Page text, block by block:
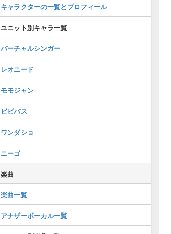
キャラクターの一覧とプロフィール
ユニット別キャラ一覧
バーチャルシンガー
レオニード
モモジャン
ビビバス
ワンダショ
ニーゴ
楽曲
楽曲一覧
アナザーボーカル一覧